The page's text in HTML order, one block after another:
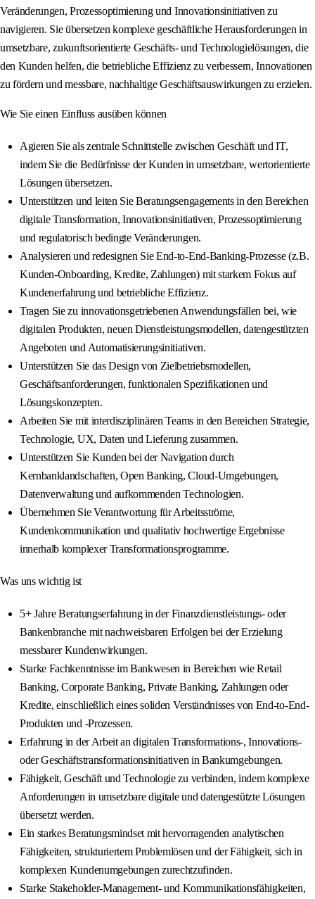
Veränderungen, Prozessoptimierung und Innovationsinitiativen zu
navigieren. Sie übersetzen komplexe geschäftliche Herausforderungen in
umsetzbare, zukunftsorientierte Geschäfts- und Technologielösungen, die
den Kunden helfen, die betriebliche Effizienz zu verbessern, Innovationen
zu fördern und messbare, nachhaltige Geschäftsauswirkungen zu erzielen.
Wie Sie einen Einfluss ausüben können
Agieren Sie als zentrale Schnittstelle zwischen Geschäft und IT,
indem Sie die Bedürfnisse der Kunden in umsetzbare, wertorientierte
Lösungen übersetzen.
Unterstützen und leiten Sie Beratungsengagements in den Bereichen
digitale Transformation, Innovationsinitiativen, Prozessoptimierung
und regulatorisch bedingte Veränderungen.
Analysieren und redesignen Sie End-to-End-Banking-Prozesse (z.B.
Kunden-Onboarding, Kredite, Zahlungen) mit starkem Fokus auf
Kundenerfahrung und betriebliche Effizienz.
Tragen Sie zu innovationsgetriebenen Anwendungsfällen bei, wie
digitalen Produkten, neuen Dienstleistungsmodellen, datengestützten
Angeboten und Automatisierungsinitiativen.
Unterstützen Sie das Design von Zielbetriebsmodellen,
Geschäftsanforderungen, funktionalen Spezifikationen und
Lösungskonzepten.
Arbeiten Sie mit interdisziplinären Teams in den Bereichen Strategie,
Technologie, UX, Daten und Lieferung zusammen.
Unterstützen Sie Kunden bei der Navigation durch
Kernbanklandschaften, Open Banking, Cloud-Umgebungen,
Datenverwaltung und aufkommenden Technologien.
Übernehmen Sie Verantwortung für Arbeitsströme,
Kundenkommunikation und qualitativ hochwertige Ergebnisse
innerhalb komplexer Transformationsprogramme.
Was uns wichtig ist
5+ Jahre Beratungserfahrung in der Finanzdienstleistungs- oder
Bankenbranche mit nachweisbaren Erfolgen bei der Erzielung
messbarer Kundenwirkungen.
Starke Fachkenntnisse im Bankwesen in Bereichen wie Retail
Banking, Corporate Banking, Private Banking, Zahlungen oder
Kredite, einschließlich eines soliden Verständnisses von End-to-End-
Produkten und -Prozessen.
Erfahrung in der Arbeit an digitalen Transformations-, Innovations-
oder Geschäftstransformationsinitiativen in Bankumgebungen.
Fähigkeit, Geschäft und Technologie zu verbinden, indem komplexe
Anforderungen in umsetzbare digitale und datengestützte Lösungen
übersetzt werden.
Ein starkes Beratungsmindset mit hervorragenden analytischen
Fähigkeiten, strukturiertem Problemlösen und der Fähigkeit, sich in
komplexen Kundenumgebungen zurechtzufinden.
Starke Stakeholder-Management- und Kommunikationsfähigkeiten,